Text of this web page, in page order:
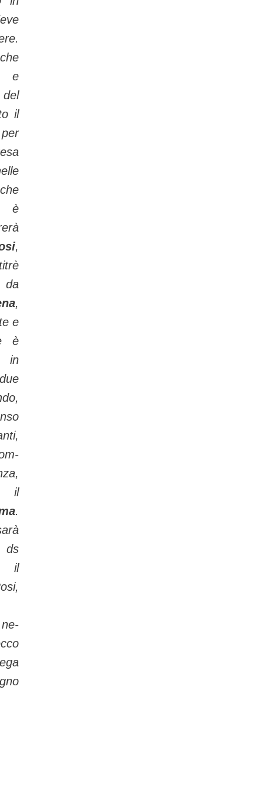
e
il
è
,
da
,
e
è
il
.
ne­